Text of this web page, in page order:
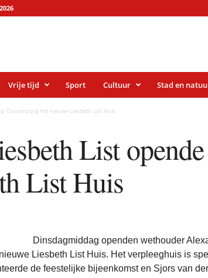
Vrije tijd Sport Cultuur Stad en
Oostenburg het nieuwe Liesbeth List Huis
List
List Huis
Dinsdagmiddag openden wethouder
Liesbeth List Huis. Het verpleeghuis is
de feestelijke bijeenkomst en Sjors van